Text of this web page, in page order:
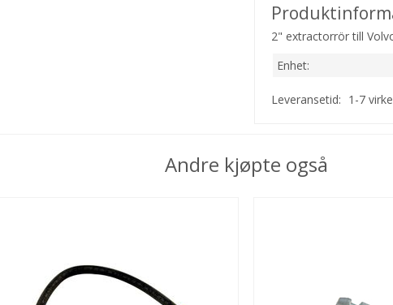
2" extractorrör till
Enhet:
Leveransetid: 1-7
Andre kjøpte også